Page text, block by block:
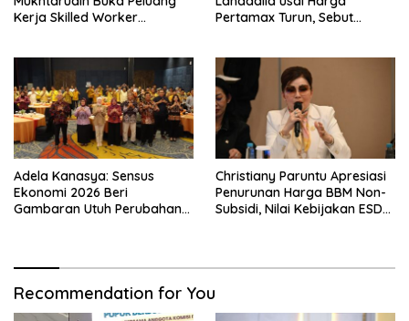
Kerja Skilled Worker
Pertamax Turun, Sebut
Adela Kanasya: Sensus
Ekonomi 2026 Beri
Gambaran Utuh Perubahan
Christiany Paruntu Apresiasi
Penurunan Harga BBM Non-
Subsidi, Nilai Kebijakan ESDM
Recommendation for You